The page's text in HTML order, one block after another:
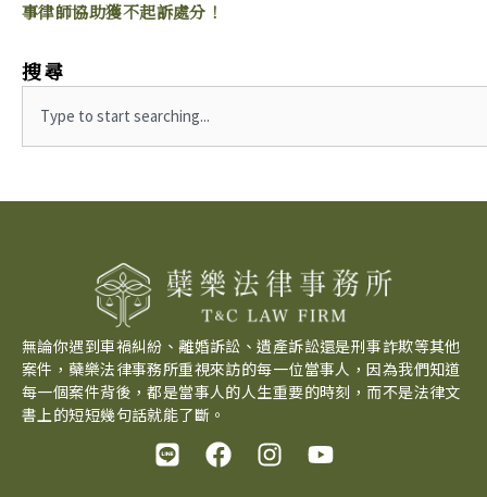
事律師協助獲不起訴處分！
搜尋
a
c
無論你遇到車禍糾紛、離婚訴訟、遺產訴訟還是刑事詐欺等其他
案件，蘗樂法律事務所重視來訪的每一位當事人，因為我們知道
每一個案件背後，都是當事人的人生重要的時刻，而不是法律文
書上的短短幾句話就能了斷。
L F
a
I Y